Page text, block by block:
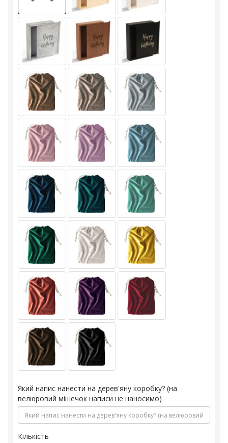
Який напис нанести на дерев'яну коробку? (на
велюровий мішечок написи не наносимо)
Кількість